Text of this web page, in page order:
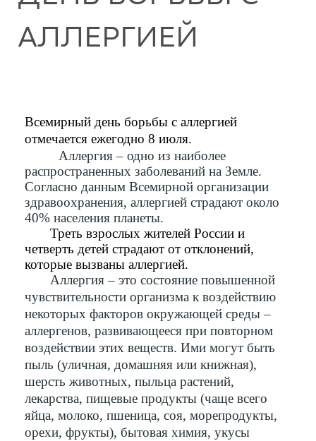
АЛЛЕРГИЕЙ
Всемирный день борьбы с аллергией
отмечается ежегодно 8 июля.
Аллергия – одно из наиболее
распространенных заболеваний на Земле.
Согласно данным Всемирной организации
здравоохранения, аллергией страдают около
40% населения планеты.
Треть взрослых жителей России и
четверть детей страдают от отклонений,
которые вызваны аллергией.
Аллергия – это состояние повышенной
чувствительности организма к воздействию
некоторых факторов окружающей среды –
аллергенов, развивающееся при повторном
воздействии этих веществ. Ими могут быть
пыль (уличная, домашняя или книжная),
шерсть животных, пыльца растений,
лекарства, пищевые продукты (чаще всего
яйца, молоко, пшеница, соя, морепродукты,
орехи, фрукты), бытовая химия, укусы